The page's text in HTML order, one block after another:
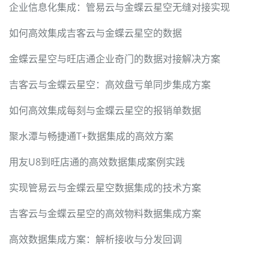
企业信息化集成：管易云与金蝶云星空无缝对接实现
如何高效集成吉客云与金蝶云星空的数据
金蝶云星空与旺店通企业奇门的数据对接解决方案
吉客云与金蝶云星空：高效盘亏单同步集成方案
如何高效集成每刻与金蝶云星空的报销单数据
聚水潭与畅捷通T+数据集成的高效方案
用友U8到旺店通的高效数据集成案例实践
实现管易云与金蝶云星空数据集成的技术方案
吉客云与金蝶云星空的高效物料数据集成方案
高效数据集成方案：解析接收与分发回调